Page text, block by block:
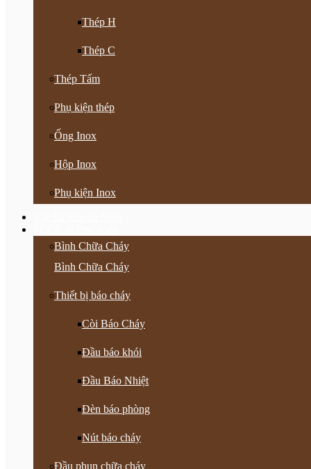
Thép H
Thép C
Thép Tấm
Phụ kiện thép
Ống Inox
Hộp Inox
Phụ kiện Inox
Bình Chữa Cháy
Bình Chữa Cháy
Thiết bị báo cháy
Còi Báo Cháy
Đầu báo khói
Đầu Báo Nhiệt
Đèn báo phòng
Nút báo cháy
Đầu phun chữa cháy